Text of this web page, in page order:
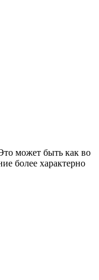
может быть как во
более характерно